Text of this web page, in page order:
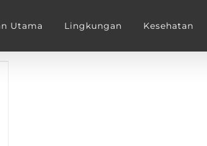
Utama Lingkungan Kesehatan